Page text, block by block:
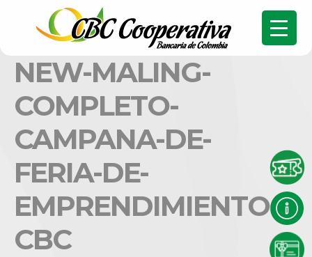
NEW-MALING-
COMPLETO-
CAMPANA-DE-
FERIA-DE-
EMPRENDIMIENTO-
CBC